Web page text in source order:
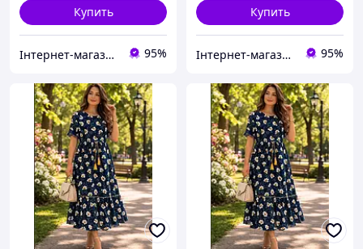
Купить
Інтернет-магазин одягу та взуття KedON 95%
Купить
Інтернет-магазин одягу та взуття KedON 95%